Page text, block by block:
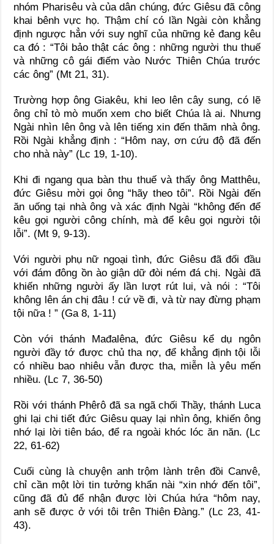
nhóm Pharisêu và của dân chúng, đức Giêsu đã công
khai bênh vực họ. Thậm chí có lần Ngài còn khẳng
định ngược hẳn với suy nghĩ của những kẻ đang kêu
ca đó : “Tôi bảo thật các ông : những người thu thuế
và những cô gái điếm vào Nước Thiên Chúa trước
các ông” (Mt 21, 31).
Trường hợp ông Giakêu, khi leo lên cây sung, có lẽ
ông chỉ tò mò muốn xem cho biết Chúa là ai. Nhưng
Ngài nhìn lên ông và lên tiếng xin đến thăm nhà ông.
Rồi Ngài khẳng định : “Hôm nay, ơn cứu độ đã đến
cho nhà này” (Lc 19, 1-10).
Khi đi ngang qua bàn thu thuế và thấy ông Matthêu,
đức Giêsu mời gọi ông “hãy theo tôi”. Rồi Ngài đến
ăn uống tại nhà ông và xác định Ngài “không đến để
kêu gọi người công chính, mà để kêu gọi người tội
lỗi”. (Mt 9, 9-13).
Với người phụ nữ ngoại tình, đức Giêsu đã đối đầu
với đám đông ồn ào giận dữ đòi ném đá chị. Ngài đã
khiến những người ấy lần lượt rút lui, và nói : “Tôi
không lên án chị đâu ! cứ về đi, và từ nay đừng phạm
tội nữa ! ” (Ga 8, 1-11)
Còn với thánh Mađalêna, đức Giêsu kể dụ ngôn
người đầy tớ được chủ tha nợ, để khẳng định tội lỗi
có nhiều bao nhiêu vẫn được tha, miễn là yêu mến
nhiều. (Lc 7, 36-50)
Rồi với thánh Phêrô đã sa ngã chối Thầy, thánh Luca
ghi lại chi tiết đức Giêsu quay lại nhìn ông, khiến ông
nhớ lại lời tiên báo, để ra ngoài khóc lóc ăn năn. (Lc
22, 61-62)
Cuối cùng là chuyện anh trộm lành trên đồi Canvê,
chỉ cần một lời tin tưởng khẩn nài “xin nhớ đến tôi”,
cũng đã đủ để nhận được lời Chúa hứa “hôm nay,
anh sẽ được ở với tôi trên Thiên Đàng.” (Lc 23, 41-
43).